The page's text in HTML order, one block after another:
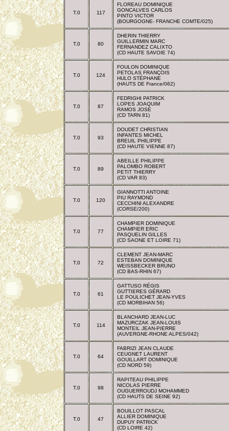
T.0 117
FLOREAU DOMINIQUE
GONCALVES CARLOS
PINTO VICTOR
(BOURGOGNE- FRANCHE COMTE/025)
T.0 80
DHERIN THIERRY
GUILLERMIN MARC
FERNANDEZ CALIXTO
(CD HAUTE SAVOIE 74)
T.0 124
FOULON DOMINIQUE
PETOLAS FRANÇOIS
HULO STÉPHANE
(HAUTS DE France/062)
T.0 87
FEDRIGHI PATRICK
LOPES JOAQUIM
RAMOS JOSE
(CD TARN 81)
T.0 93
DOUDET CHRISTIAN
INFANTES MICHEL
BREUIL PHILIPPE
(CD HAUTE VIENNE 87)
T.0 89
ABEILLE PHILIPPE
PALOMBO ROBERT
PETIT THIERRY
(CD VAR 83)
T.0 120
GIANNOTTI ANTOINE
PIU RAYMOND
CECCHINI ALEXANDRE
(CORSE/200)
T.0 77
CHAMPIER DOMINIQUE
CHAMPIER ERIC
PASQUELIN GILLES
(CD SAONE ET LOIRE 71)
T.0 72
CLEMENT JEAN-MARC
ESTEBAN DOMINIQUE
WEISSBECKER BRUNO
(CD BAS-RHIN 67)
T.0 61
GATTUSO RÉGIS
GUTTIERES GÉRARD
LE POULICHET JEAN-YVES
(CD MORBIHAN 56)
T.0 114
BLANCHARD JEAN-LUC
MAZURCZAK JEAN-LOUIS
MONTEIL JEAN-PIERRE
(AUVERGNE-RHONE ALPES/042)
T.0 64
FABRIZI JEAN CLAUDE
CEUGNET LAURENT
GOUILLART DOMINIQUE
(CD NORD 59)
T.0 98
RAPITEAU PHILIPPE
NICOLAS PIERRE
OUGUERROUDJ MOHAMMED
(CD HAUTS DE SEINE 92)
T.0 47
BOUILLOT PASCAL
ALLIER DOMINIQUE
DUPUY PATRICK
(CD LOIRE 42)